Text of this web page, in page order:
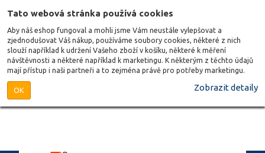
Tato webová stránka používá cookies
Aby náš eshop fungoval a mohli jsme Vám neustále vylepšovat a
zjednodušovat Váš nákup, používáme soubory cookies, některé z nich
slouží například k udržení Vašeho zboží v košíku, některé k měření
návštěvnosti a některé například k marketingu. K některým z těchto údajů
mají přístup i naši partneři a to zejména právě pro potřeby marketingu.
OK Zobrazit detaily